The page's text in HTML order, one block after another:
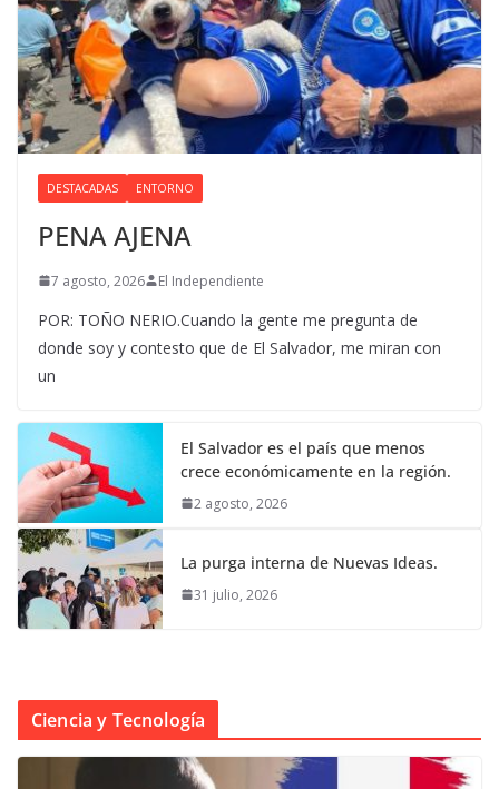
DESTACADAS ENTORNO
PENA AJENA
7 agosto, 2026 El Independiente
POR: TOÑO NERIO.Cuando la gente me pregunta de
donde soy y contesto que de El Salvador, me miran con
un
El Salvador es el país que menos
crece económicamente en la región.
2 agosto, 2026
La purga interna de Nuevas Ideas.
31 julio, 2026
Ciencia y Tecnología